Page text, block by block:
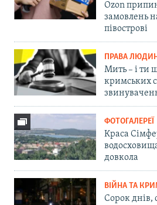
Ozon
замовлень
півострові
ПРАВА
Мить – і ти
кримських
ФОТОГАЛЕРЕЇ
Краса
довкола
ВІЙНА ТА
Сорок днів,